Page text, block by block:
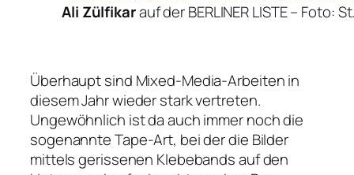
Ali Zülfikarauf der BERLINER LISTE – Foto:
Überhaupt sind Mixed-Media-Arbeiten in
diesem Jahr wieder stark vertreten.
Ungewöhnlich ist da auch immer noch die
sogenannte Tape-Art, bei der die Bilder
mittels gerissenen Klebebands auf den